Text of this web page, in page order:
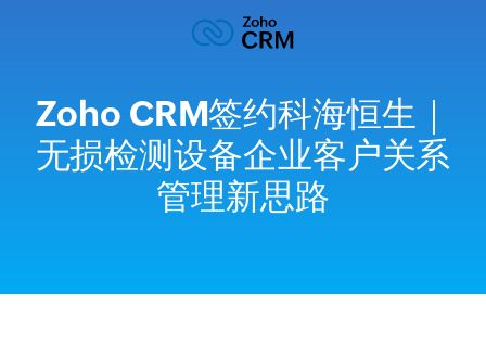
Zoho CRM签约科海恒生｜
无损检测设备企业客户关系
管理新思路